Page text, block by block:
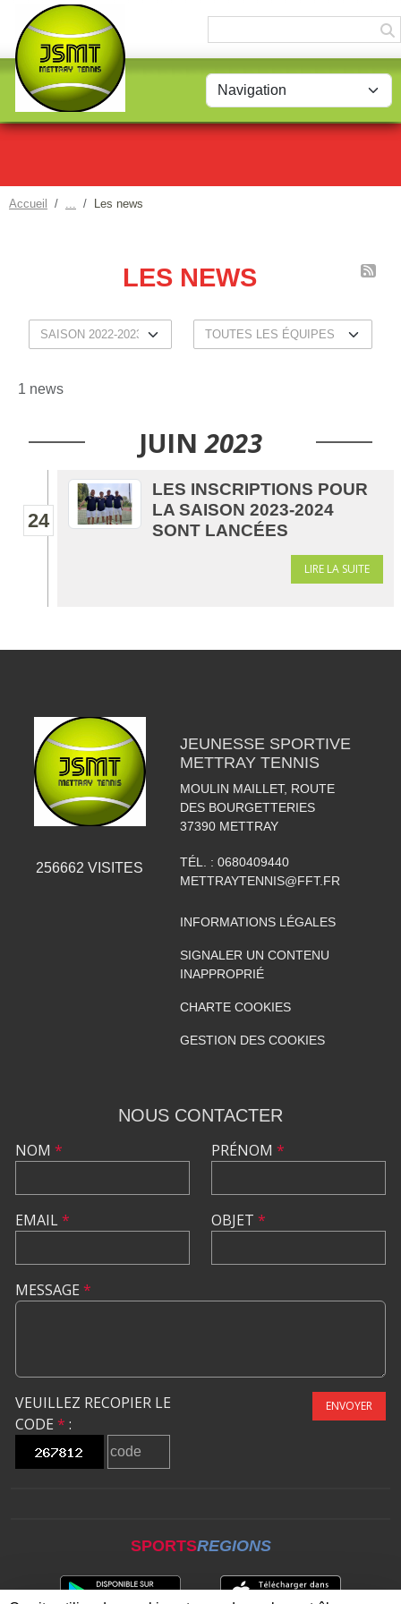
Accueil Les news
LES NEWS
1 news
JUIN 2023
24
LES INSCRIPTIONS POUR
LA SAISON 2023-2024
SONT LANCÉES
LIRE LA SUITE
256662 VISITES
JEUNESSE SPORTIVE
METTRAY TENNIS
MOULIN MAILLET, ROUTE
DES BOURGETTERIES
37390 METTRAY
TÉL. : 0680409440
METTRAYTENNIS@FFT.FR
INFORMATIONS LÉGALES
SIGNALER UN CONTENU
INAPPROPRIÉ
CHARTE COOKIES
GESTION DES COOKIES
NOUS CONTACTER
NOM *
EMAIL*
PRÉNOM *
OBJET *
MESSAGE *
VEUILLEZ RECOPIER LE
CODE * :
ENVOYER
SPORTSREGIONS
Panneau de gestion des cookies